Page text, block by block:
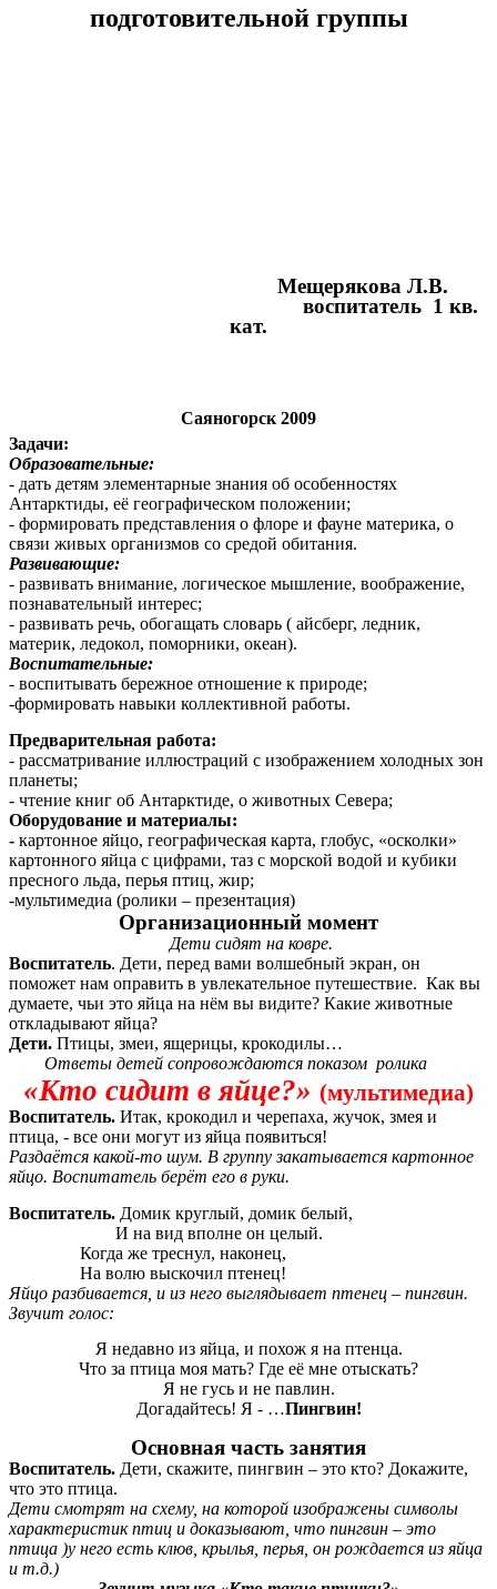
подготовительной группы
Мещерякова Л.В.
воспитатель 1 кв.
кат.
Саяногорск 2009
Задачи:
Образовательные:
- дать детям элементарные знания об особенностях
Антарктиды, её географическом положении;
- формировать представления о флоре и фауне материка, о
связи живых организмов со средой обитания.
Развивающие:
- развивать внимание, логическое мышление, воображение,
познавательный интерес;
- развивать речь, обогащать словарь ( айсберг, ледник,
материк, ледокол, поморники, океан).
Воспитательные:
- воспитывать бережное отношение к природе;
-формировать навыки коллективной работы.
Предварительная работа:
- рассматривание иллюстраций с изображением холодных зон
планеты;
- чтение книг об Антарктиде, о животных Севера;
Оборудование и материалы:
- картонное яйцо, географическая карта, глобус, «осколки»
картонного яйца с цифрами, таз с морской водой и кубики
пресного льда, перья птиц, жир;
-мультимедиа (ролики – презентация)
Организационный момент
Дети сидят на ковре.
Воспитатель. Дети, перед вами волшебный экран, он
поможет нам оправить в увлекательное путешествие. Как вы
думаете, чьи это яйца на нём вы видите? Какие животные
откладывают яйца?
Дети. Птицы, змеи, ящерицы, крокодилы…
Ответы детей сопровождаются показом ролика
«Кто сидит в яйце?» (мультимедиа)
Воспитатель. Итак, крокодил и черепаха, жучок, змея и
птица, - все они могут из яйца появиться!
Раздаётся какой-то шум. В группу закатывается картонное
яйцо. Воспитатель берёт его в руки.
Воспитатель. Домик круглый, домик белый,
И на вид вполне он целый.
Когда же треснул, наконец,
На волю выскочил птенец!
Яйцо разбивается, и из него выглядывает птенец – пингвин.
Звучит голос:
Я недавно из яйца, и похож я на птенца.
Что за птица моя мать? Где её мне отыскать?
Я не гусь и не павлин.
Догадайтесь! Я - …Пингвин!
Основная часть занятия
Воспитатель. Дети, скажите, пингвин – это кто? Докажите,
что это птица.
Дети смотрят на схему, на которой изображены символы
характеристик птиц и доказывают, что пингвин – это
птица )у него есть клюв, крылья, перья, он рождается из яйца
и т.д.)